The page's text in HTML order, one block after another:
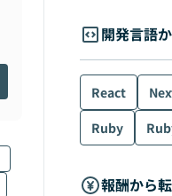
開発言語
React
Ruby
報酬から